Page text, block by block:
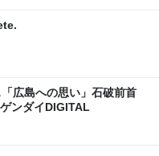
広島への思い」石破前首
ンダイDIGITAL